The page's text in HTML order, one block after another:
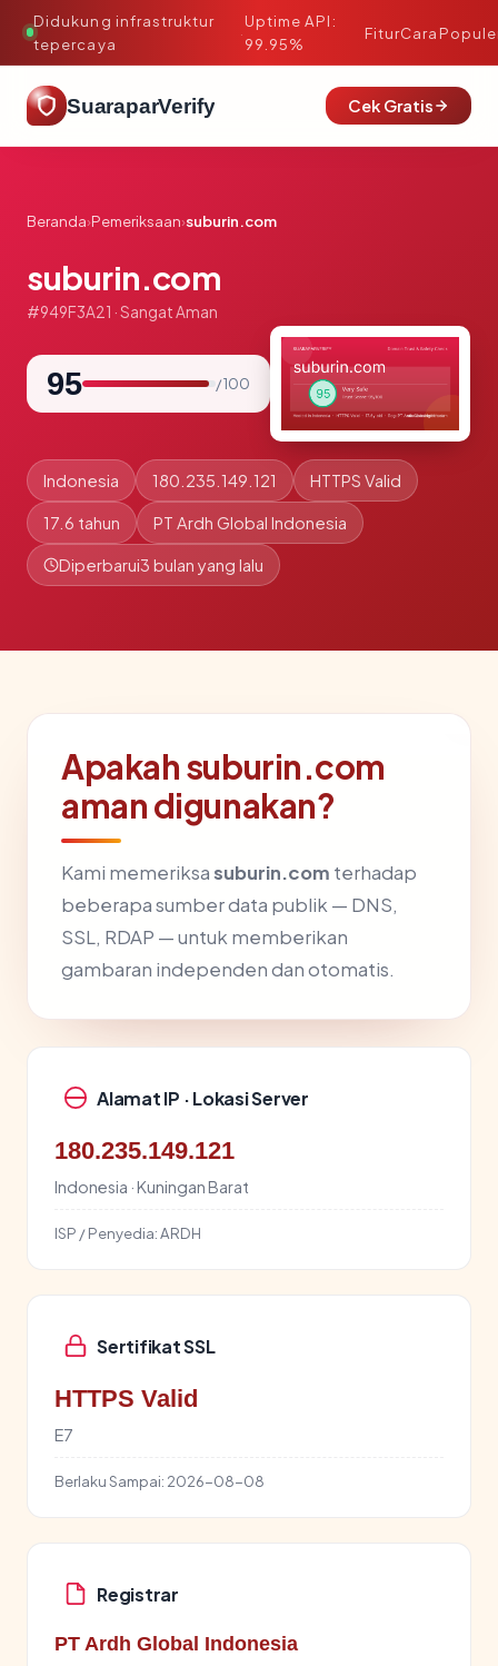
Didukung infrastruktur
tepercaya
·
Uptime API:
99.95%
FiturCara
SuaraparVerify Cek Gratis
Beranda›Pemeriksaan›suburin.com
suburin.com
#949F3A21 · Sangat Aman
95 / 100
Indonesia 180.235.149.121 HTTPS Valid
17.6 tahun PT Ardh Global Indonesia
Diperbarui3 bulan yang lalu
Apakah suburin.com
aman digunakan?
Kami memeriksasuburin.com terhadap
beberapa sumber data publik — DNS,
SSL, RDAP — untuk memberikan
gambaran independen dan otomatis.
Alamat IP · Lokasi Server
180.235.149.121
Indonesia · Kuningan Barat
ISP / Penyedia:ARDH
Sertifikat SSL
HTTPS Valid
E7
Berlaku Sampai: 2026-08-08
Registrar
PT Ardh Global Indonesia